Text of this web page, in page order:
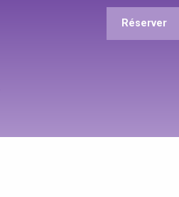
Réserver